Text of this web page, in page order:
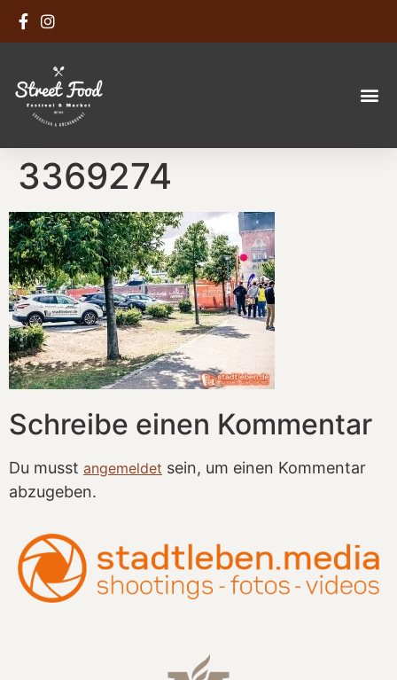
3369274
Schreibe einen Kommentar
Du musst angemeldet sein, um einen Kommentar
abzugeben.